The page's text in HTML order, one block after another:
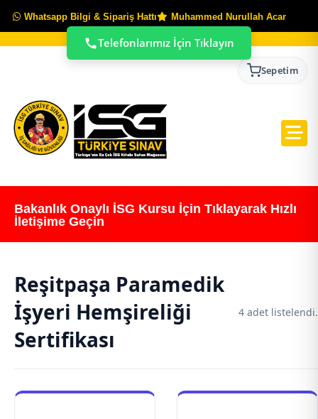
Whatsapp Bilgi & Sipariş Hattı Muhammed Nurullah Acar
Sepetim
Bakanlık Onaylı İSG Kursu İçin Tıklayarak Hızlı
İletişime Geçin
Reşitpaşa Paramedik
İşyeri Hemşireliği
Sertifikası
4 adet listelendi.
Telefonlarımız İçin Tıklayın